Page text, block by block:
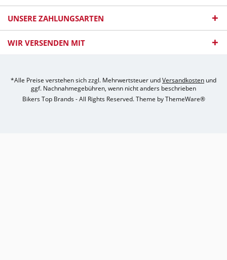
UNSERE ZAHLUNGSARTEN
WIR VERSENDEN MIT
*Alle Preise verstehen sich zzgl. Mehrwertsteuer undVersandkosten und
ggf. Nachnahmegebühren, wenn nicht anders beschrieben
Bikers Top Brands - All Rights Reserved. Theme byThemeWare®